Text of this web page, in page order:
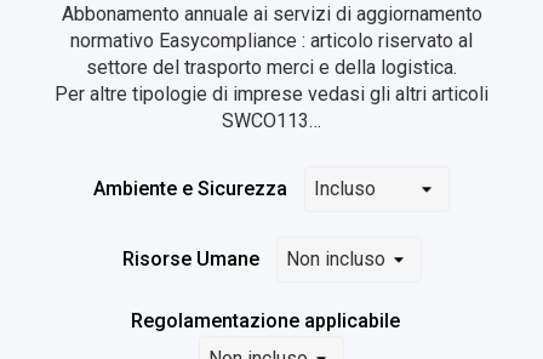
Abbonamento annuale ai servizi di aggiornamento
normativo Easycompliance : articolo riservato al
settore del trasporto merci e della logistica.
Per altre tipologie di imprese vedasi gli altri articoli
SWCO113…
Ambiente e Sicurezza
Risorse Umane
Regolamentazione applicabile